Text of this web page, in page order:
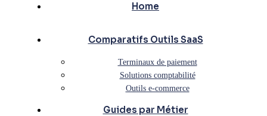
Home
Comparatifs Outils SaaS
Terminaux de paiement
Solutions comptabilité
Outils e-commerce
Guides par Métier